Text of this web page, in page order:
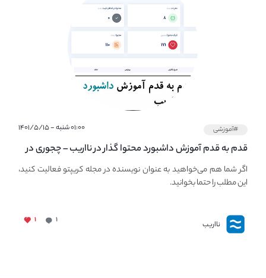
#آموزشی ۰۱:۰۰ شنبه - ۱۴۰۱/۵/۱۵
قدم به قدم آموزش داشبورد محتوا گذار در نااریب – چجوری در
نااریب محتوا بگذاریم؟
اگر شما هم می‌خواهید به عنوان نویسنده در مجله کریپتو فعالیت کنید،
این مطلب را حتما بخوانید.
نااریب ۱ ۱